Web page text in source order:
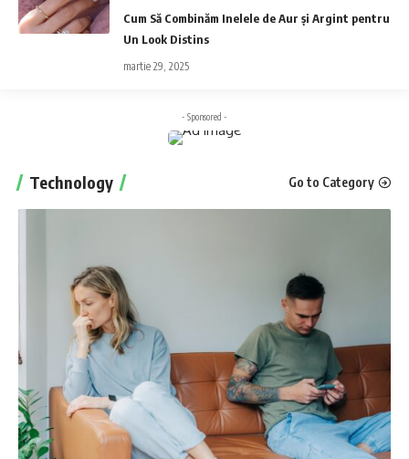
Cum Să Combinăm Inelele de Aur și Argint pentru
Un Look Distins
martie 29, 2025
- Sponsored -
Technology Go to Category